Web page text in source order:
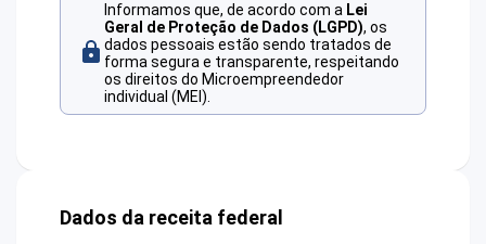
Informamos que, de acordo com a Lei
Geral de Proteção de Dados (LGPD), os
dados pessoais estão sendo tratados de
forma segura e transparente, respeitando
os direitos do Microempreendedor
individual (MEI).
Dados da receita federal